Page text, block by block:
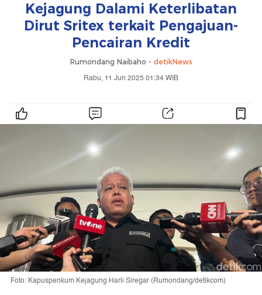
Kejagung Dalami Keterlibatan
Dirut Sritex terkait Pengajuan-
Pencairan Kredit
Rumondang Naibaho - detikNews
Rabu, 11 Jun 2025 01:34 WIB
Foto: Kapuspenkum Kejagung Harli Siregar (Rumondang/detikcom)